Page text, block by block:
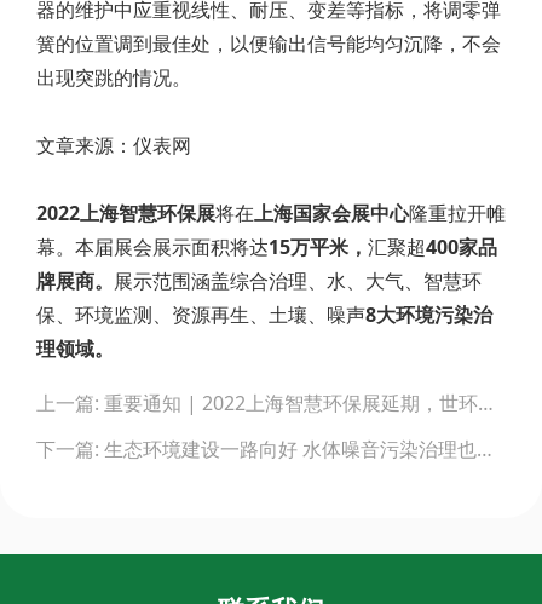
器的维护中应重视线性、耐压、变差等指标，将调零弹
簧的位置调到最佳处，以便输出信号能均匀沉降，不会
出现突跳的情况。
文章来源：仪表网
2022上海智慧环保展将在上海国家会展中心隆重拉开帷
幕。本届展会展示面积将达15万平米， 汇聚超400家品
牌展商。 展示范围涵盖综合治理、水、大气、智慧环
保、环境监测、资源再生、土壤、噪声8大环境污染治
理领域。
navigation
上一篇: 重要通知 | 2022上海智慧环保展延期，世环通服务上线！
下一篇: 生态环境建设一路向好 水体噪音污染治理也要狠抓落实